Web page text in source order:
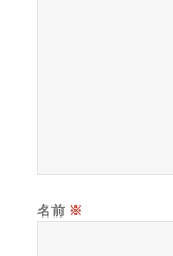
名前 ※